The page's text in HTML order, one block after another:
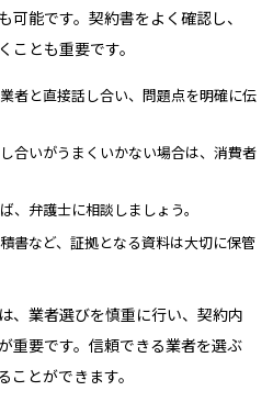
能です。契約書をよく確認し、
ことも重要です。
者と直接話し合い、問題点を明確に伝
合いがうまくいかない場合は、消費者
、弁護士に相談しましょう。
書など、証拠となる資料は大切に保管
、業者選びを慎重に行い、契約内
重要です。信頼できる業者を選ぶ
ことができます。